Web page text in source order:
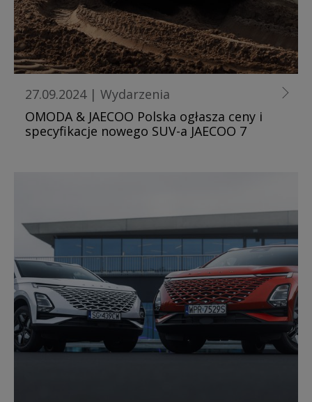
27.09.2024 | Wydarzenia
OMODA & JAECOO Polska ogłasza ceny i
specyfikacje nowego SUV-a JAECOO 7